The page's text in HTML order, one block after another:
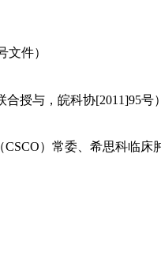
文件）
授与，皖科协[2011]95号）
）常委、希思科临床